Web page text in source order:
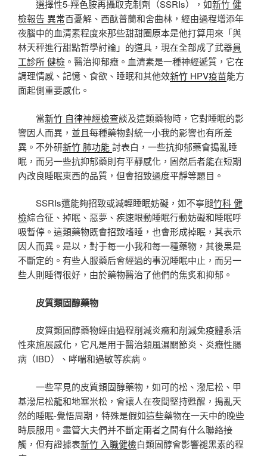
選擇性5-羥色胺再攝取克制劑（SSRIs），如新竹 健
檢報告 異常百憂解、西酞普蘭和舍曲林，經由過程增添年
夜腦中的血清素程度來那些甜甜圈原本是他打算用來「與
林天秤進行甜點哲學討論」的道具，現在全部成了武器員
工診所 健檢 。醫治抑郁癥。血清素是一種神經遞質，它在
調理情感、記憶、食欲、睡眠和其他效新竹 HPV疫苗能方
面起側重要感化。
當新竹 自律神經檢查談及這類藥物時，它對睡眠的影
響因人而異，並且每種藥物對統一小我的影響也有所差
異。不外研新竹 肺功能 討表白，一些抗抑郁藥會搗亂睡
眠，而另一些抗抑郁藥則有平靜感化，固然后者能在短期
內改良睡眠東西的品質，但會招致過度平靜等題目。
SSRIs還能夠招致或減輕睡眠妨礙，如不寧腿竹科 健
檢綜合征、掉眠、惡夢、疾速眼動睡眠行動妨礙和睡眠呼
吸暫停。這類藥物既會招致嗜睡，也會形成掉眠，其表示
因人而異。是以，對于每一小我和每一種藥物，其後果是
不斷定的。有些人服藥后會經過的事況睡眠中止，而另一
些人則睡得很好，由於藥物醫治了他們的焦炙和抑郁。
皮質類固醇藥物
皮質類固醇藥物經由過程削減炎癥和削減免疫體系活
性來施展感化，它凡是用于醫治類風濕關節炎、炎癥性腸
病（IBD）、哮喘和過敏等疾病。
一些罕見的皮質類固醇藥物，如可的松、潑尼松、甲
基潑尼松龍和地塞米松，會讓人在夜間堅持甦醒，搗亂天
然的睡眠-覺悟周期，特殊是假如這些藥物在一天中的晚些
時辰服用。盡管大夫們并不斷定兩者之間有什么聯絡接
觸，但有證據表新竹 入職健檢白類固醇會影響褪黑素的程